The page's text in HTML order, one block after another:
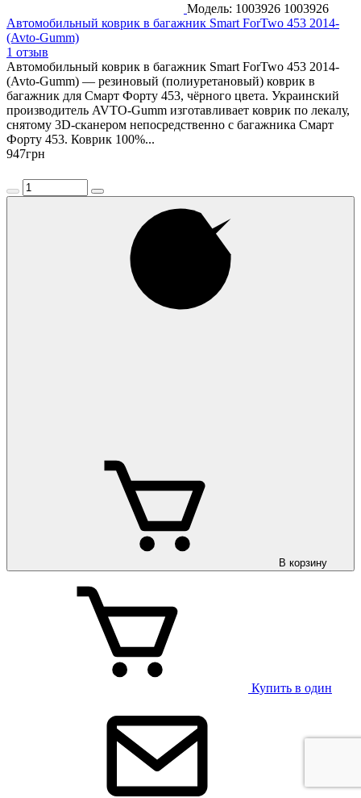
Модель: 1003926 1003926
Автомобильный коврик в багажник Smart ForTwo 453 2014-
(Avto-Gumm)
1 отзыв
Автомобильный коврик в багажник Smart ForTwo 453 2014-
(Avto-Gumm) — резиновый (полиуретановый) коврик в
багажник для Смарт Форту 453, чёрного цвета. Украинский
производитель AVTO-Gumm изготавливает коврик по лекалу,
снятому 3D-сканером непосредственно с багажника Смарт
Форту 453. Коврик 100%...
947грн
В корзину
Купить в один